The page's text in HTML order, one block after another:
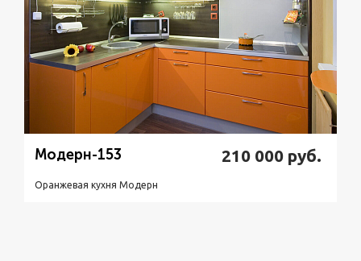
Модерн-153 210 000 руб.
Оранжевая кухня Модерн